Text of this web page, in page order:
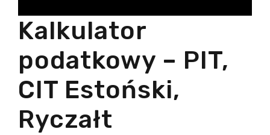
Kalkulator
podatkowy – PIT,
CIT Estoński,
Ryczałt